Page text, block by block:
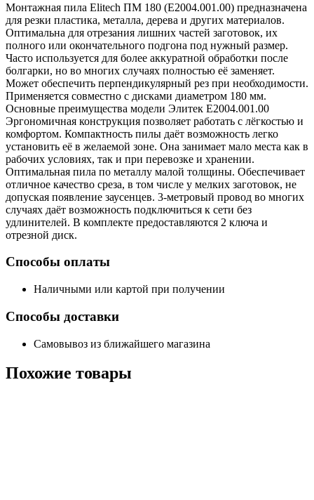
Монтажная пила Elitech ПМ 180 (E2004.001.00) предназначена
для резки пластика, металла, дерева и других материалов.
Оптимальна для отрезания лишних частей заготовок, их
полного или окончательного подгона под нужный размер.
Часто используется для более аккуратной обработки после
болгарки, но во многих случаях полностью её заменяет.
Может обеспечить перпендикулярный рез при необходимости.
Применяется совместно с дисками диаметром 180 мм.
Основные преимущества модели Элитек E2004.001.00
Эргономичная конструкция позволяет работать с лёгкостью и
комфортом. Компактность пилы даёт возможность легко
установить её в желаемой зоне. Она занимает мало места как в
рабочих условиях, так и при перевозке и хранении.
Оптимальная пила по металлу малой толщины. Обеспечивает
отличное качество среза, в том числе у мелких заготовок, не
допуская появление заусенцев. 3-метровый провод во многих
случаях даёт возможность подключиться к сети без
удлинителей. В комплекте предоставляются 2 ключа и
отрезной диск.
Способы оплаты
Наличными или картой при получении
Способы доставки
Самовывоз из ближайшего магазина
Похожие товары